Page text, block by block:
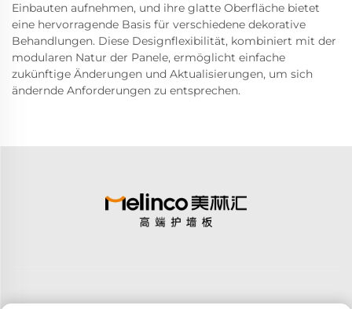
Einbauten aufnehmen, und ihre glatte Oberfläche bietet
eine hervorragende Basis für verschiedene dekorative
Behandlungen. Diese Designflexibilität, kombiniert mit der
modularen Natur der Panele, ermöglicht einfache
zukünftige Änderungen und Aktualisierungen, um sich
ändernde Anforderungen zu entsprechen.